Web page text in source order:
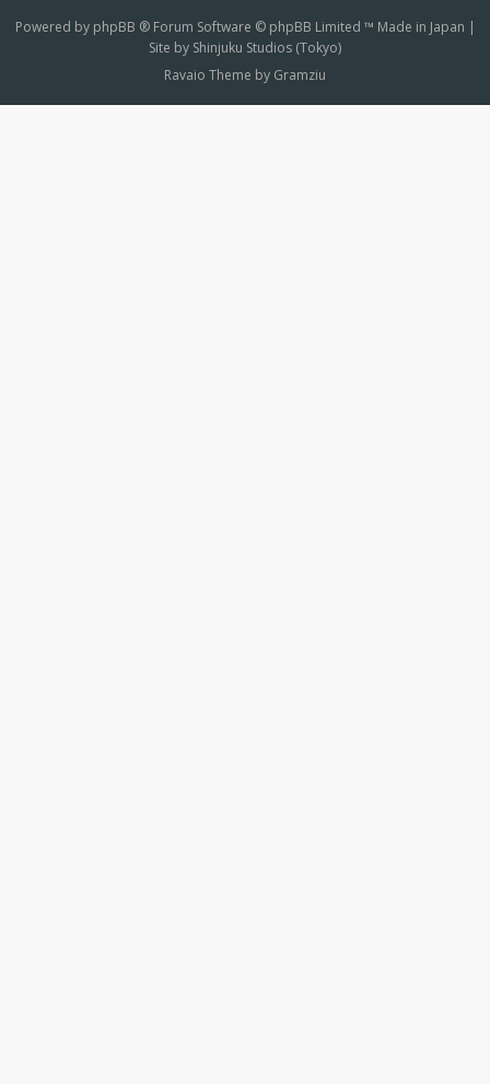
Powered by phpBB ® Forum Software © phpBB Limited ™ Made in Japan |
Site by Shinjuku Studios (Tokyo)
Ravaio Theme by Gramziu